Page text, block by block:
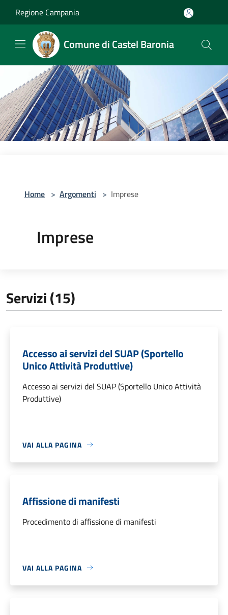
Regione Campania
Comune di Castel Baronia
Home > Argomenti > Imprese
Imprese
Servizi (15)
Accesso ai servizi del SUAP (Sportello
Unico Attività Produttive)
Accesso ai servizi del SUAP (Sportello Unico Attività
Produttive)
VAI ALLA PAGINA
Affissione di manifesti
Procedimento di affissione di manifesti
VAI ALLA PAGINA